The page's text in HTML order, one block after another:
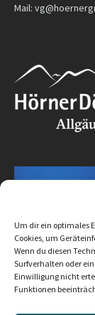
Um dir ein optimales
Cookies, um
Wenn du diesen
Surfverhalten oder
Einwilligung nicht
Funktionen
Mail: